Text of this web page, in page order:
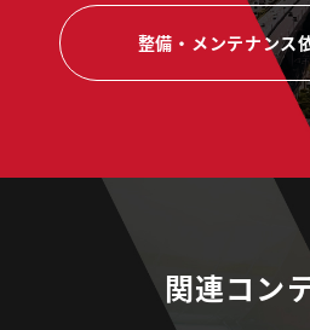
整備・メンテナンス
関連コン